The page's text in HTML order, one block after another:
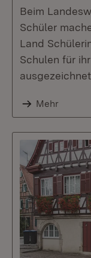
Beim
Schüler
Land
Schulen für
ausgezeichnet.
Mehr